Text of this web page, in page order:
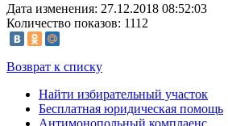
Дата изменения: 27.12.2018 08:52:03
Количество показов: 1112
Возврат к списку
Найти избирательный участок
Бесплатная юридическая помощь